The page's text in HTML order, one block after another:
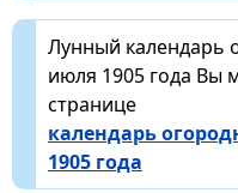
Лунный календарь
июля 1905 года Вы
странице
календарь
1905 года